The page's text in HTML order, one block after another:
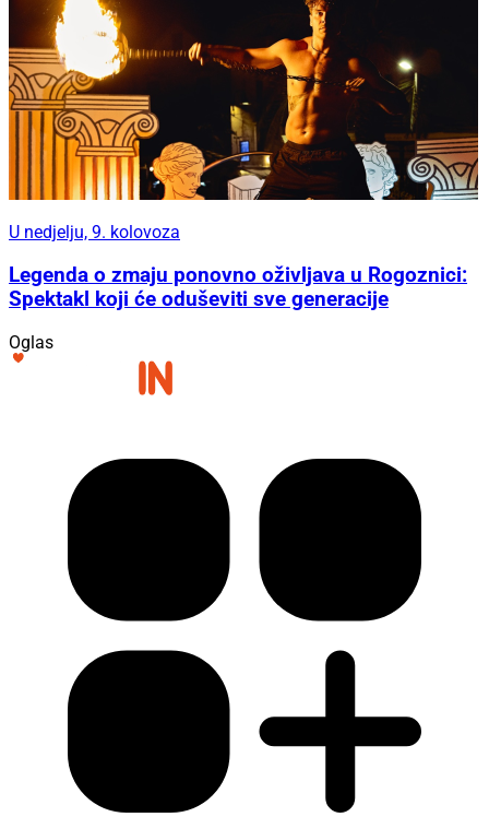
U nedjelju, 9. kolovoza
Legenda o zmaju ponovno oživljava u Rogoznici:
Spektakl koji će oduševiti sve generacije
Oglas